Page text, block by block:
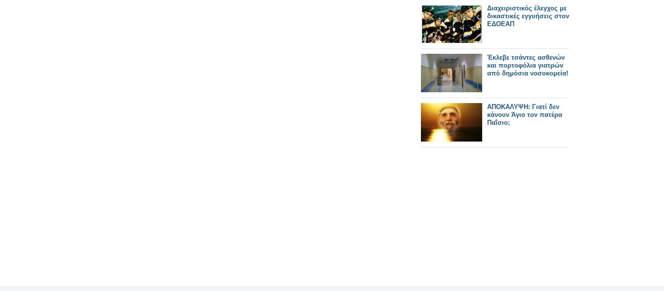
Διαχειριστικός έλεγχος με
δικαστικές εγγυήσεις στον
ΕΔΟΕΑΠ
Έκλεβε τσάντες ασθενών
και πορτοφόλια γιατρών
από δημόσια νοσοκομεία!
ΑΠΟΚΑΛΥΨΗ: Γιατί δεν
κάνουν Άγιο τον πατέρα
Παΐσιο;